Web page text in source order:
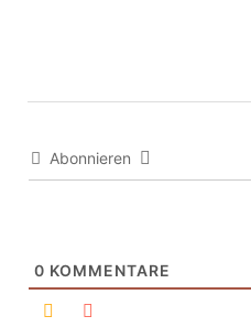
Abonnieren
0 KOMMENTARE